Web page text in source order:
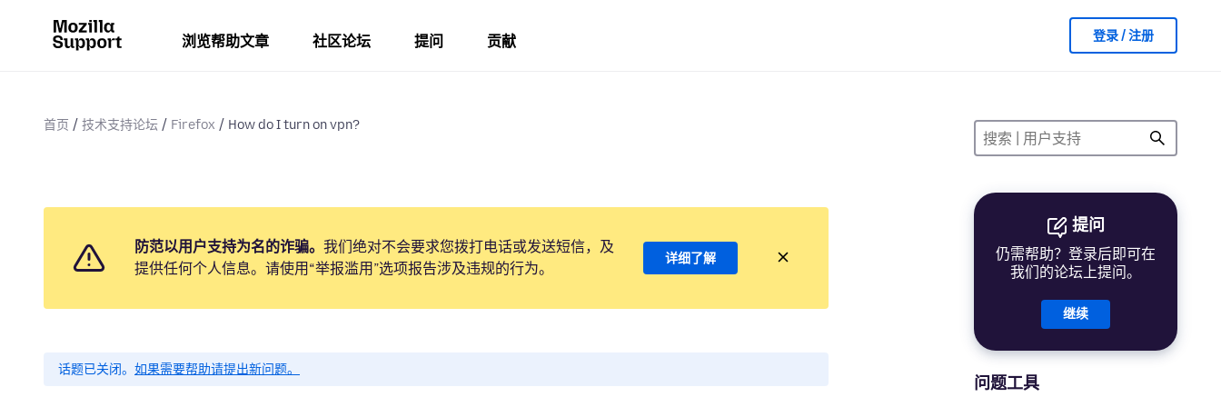
浏览帮助文章 社区论坛 提问 贡献 登录 / 注册
首页 技术支持论坛 Firefox How do I turn on vpn?
提问
仍需帮助？登录后即可在
我们的论坛上提问。
继续
问题工具
防范以用户支持为名的诈骗。 我们绝对不会要求您拨打电话或发送短信，及
提供任何个人信息。请使用“举报滥用”选项报告涉及违规的行为。
详细了解
话题已关闭。 如果需要帮助请提出新问题。